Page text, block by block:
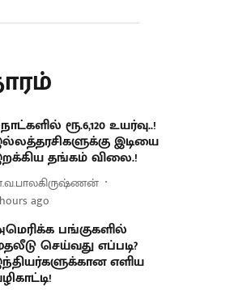
ரூ.6,120 உயர்வு..!
இடியை
தங்கம் விலை.!
ago
பங்குகளில்
செய்வது எப்படி?
எளிய